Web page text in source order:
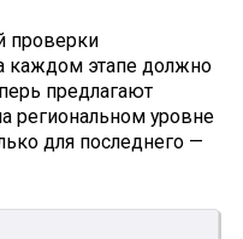
проверки
каждом этапе должно
предлагают
региональном уровне
для последнего —